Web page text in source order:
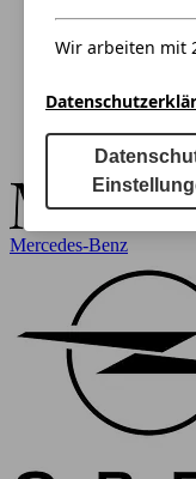
Mercedes-Benz
Wir arbeiten mit